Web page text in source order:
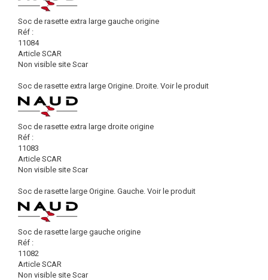
Soc de rasette extra large gauche origine
Réf :
11084
Article SCAR
Non visible site Scar
Soc de rasette extra large Origine. Droite. Voir le produit
Soc de rasette extra large droite origine
Réf :
11083
Article SCAR
Non visible site Scar
Soc de rasette large Origine. Gauche. Voir le produit
Soc de rasette large gauche origine
Réf :
11082
Article SCAR
Non visible site Scar